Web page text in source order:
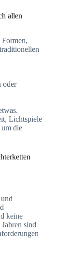
allen
oder
Lichtspiele
um die
keine
sind